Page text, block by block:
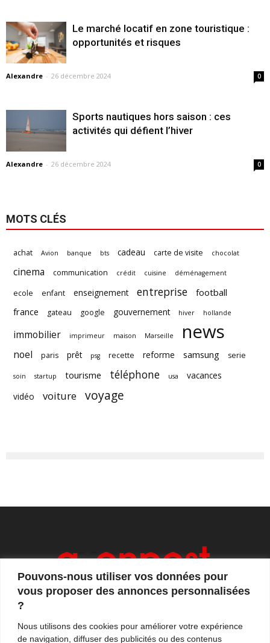
Pouvons-nous utiliser vos données pour
vous proposer des annonces personnalisées
?
Nous utilisons des cookies pour améliorer votre expérience
de navigation, diffuser des publicités ou des contenus
Le marché locatif en zone touristique :
opportunités et risques
Alexandre - 26 décembre 2024 0
Sports nautiques hors saison : ces
activités qui défient l’hiver
Alexandre - 26 décembre 2024 0
MOTS CLÉS
achat Avion banque bts cadeau carte de visite chocolat
cinema communication crédit cuisine déménagement
ecole enfant enseignement entreprise
football
france
gateau google gouvernement hiver hollande
immobilier imprimeur maison Marseille news
noel paris prêt psg recette reforme samsung serie
soin startup tourisme téléphone usa
vacances
vidéo
voiture voyage
et de tendances. Notre équipe de journalistes vous